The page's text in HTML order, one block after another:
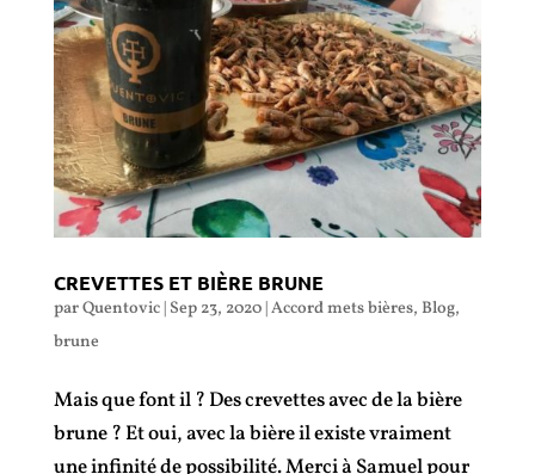
CREVETTES ET BIÈRE BRUNE
parQuentovic| Sep 23, 2020|Accord mets bières, Blog,
brune
Mais que font il ? Des crevettes avec de la bière
brune ? Et oui, avec la bière il existe vraiment
une infinité de possibilité. Merci à Samuel pour